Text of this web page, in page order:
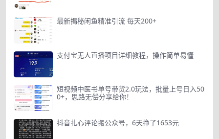
最新揭秘闲鱼精准引流 每天200+
支付宝无人直播项目详细教程，操作简单易懂
短视频中医书单号带货2.0玩法，批量上号日入50
0+，思路无偿分享给你！
抖音扎心评论搬公众号，6天挣了1653元